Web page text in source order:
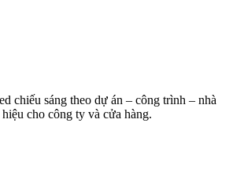
chiếu sáng theo dự án – công trình – nhà
cho công ty và cửa hàng.